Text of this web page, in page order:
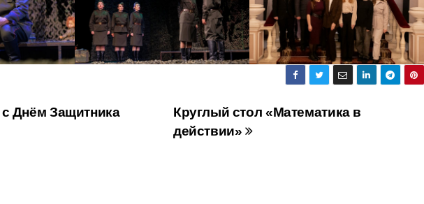
Круглый стол «Математика в
действии»
Днём Защитника